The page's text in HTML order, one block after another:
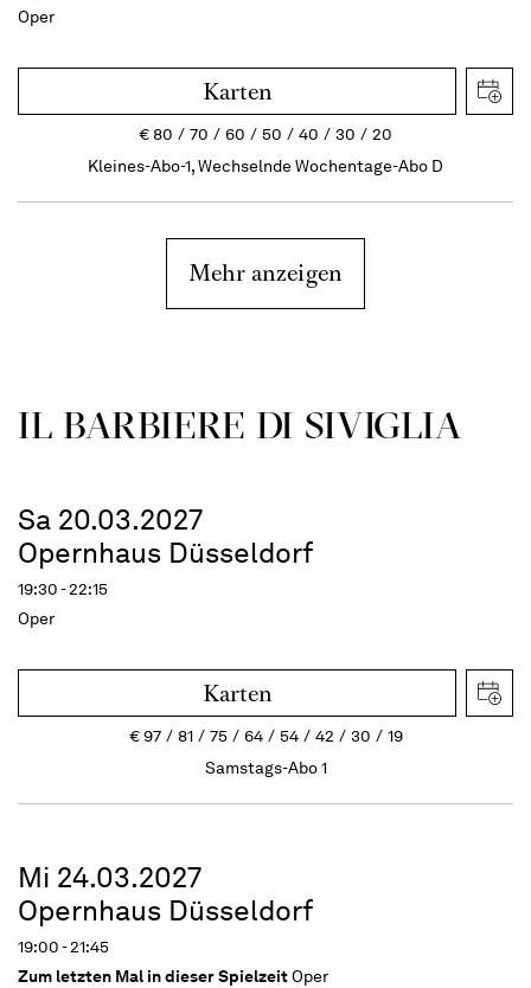
Oper
Karten
€80 70 60 50 40 30
20
Kleines-Abo-1, Wechselnde Wochentage-Abo D
Mehr anzeigen
IL BARBIERE DI SIVIGLIA
Sa 20.03.2027
Opernhaus Düsseldorf
19:30 - 22:15
Oper
Karten
€97 81 75 64 54 42 30
19
Samstags-Abo 1
Mi 24.03.2027
Opernhaus Düsseldorf
19:00 - 21:45
Zum letzten Mal in dieser SpielzeitOper